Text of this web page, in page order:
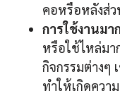
คอหรือหลังส่
การใช้งานมา
หรือใช้ไหล่มา
กิจกรรมต่างๆ
ทำให้เกิดควา